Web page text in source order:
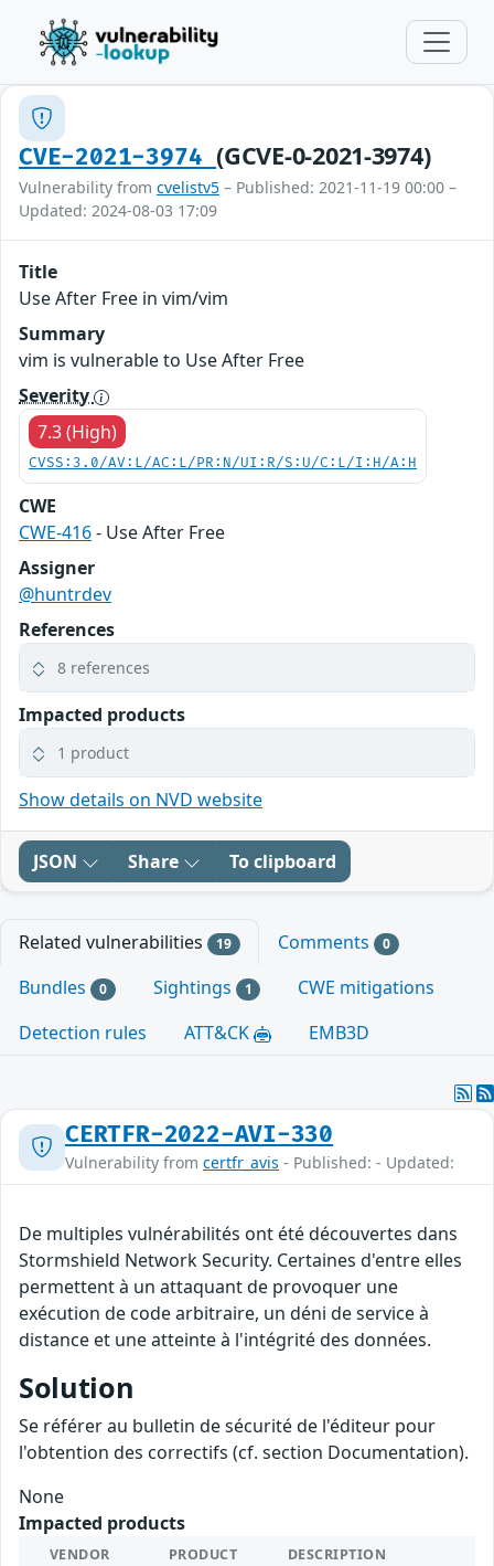
CVE-2021-3974(GCVE-0-2021-3974)
Vulnerability from cvelistv5 – Published: 2021-11-19 00:00 –
Updated: 2024-08-03 17:09
Title
Use After Free in vim/vim
Summary
vim is vulnerable to Use After Free
Severity
7.3 (High)
CVSS:3.0/AV:L/AC:L/PR:N/UI:R/S:U/C:L/I:H/A:H
CWE
CWE-416- Use After Free
Assigner
@huntrdev
References
8 references
Impacted products
1 product
Show details on NVD website
JSON Share To clipboard
Related vulnerabilities 19 Comments 0
Bundles 0 Sightings 1
CWE mitigations
Detection rules
ATT&CK EMB3D
CERTFR-2022-AVI-330
Vulnerability from certfr_avis - Published: - Updated:
De multiples vulnérabilités ont été découvertes dans
Stormshield Network Security. Certaines d'entre elles
permettent à un attaquant de provoquer une
exécution de code arbitraire, un déni de service à
distance et une atteinte à l'intégrité des données.
Solution
Se référer au bulletin de sécurité de l'éditeur pour
l'obtention des correctifs (cf. section Documentation).
None
Impacted products
VENDOR PRODUCT DESCRIPTION